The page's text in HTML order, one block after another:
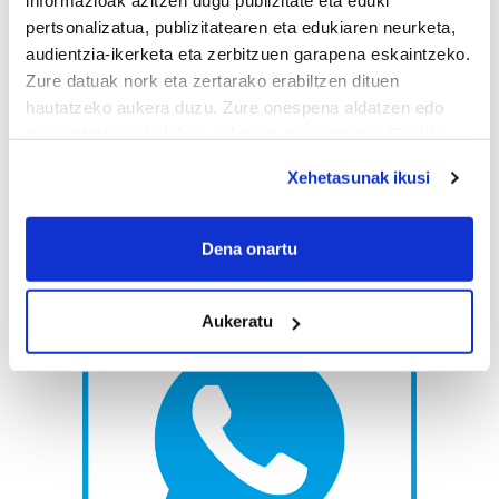
pertsonalizatua, publizitatearen eta edukiaren neurketa,
audientzia-ikerketa eta zerbitzuen garapena eskaintzeko.
Zure datuak nork eta zertarako erabiltzen dituen
hautatzeko aukera duzu. Zure onespena aldatzen edo
If you allow, we would also like to:
Collect information about your geographical
Identify your device by actively scanning it for
specific characteristics (fingerprinting)
Find out more about how your personal data is processed
and set your preferences in the
details section
Guk eta gure bazkideek zure datu pertsonalak
prozesatzen ditugu, zure IP zenbakia, besteak beste,
Xehetasunak ikusi
Dena onartu
Aukeratu